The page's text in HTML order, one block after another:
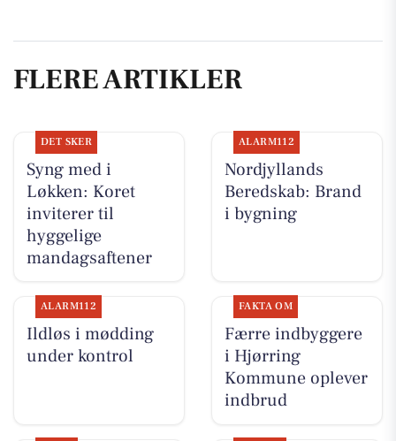
FLERE ARTIKLER
DET SKER
Syng med i
Løkken: Koret
inviterer til
hyggelige
mandagsaftener
ALARM112
Nordjyllands
Beredskab: Brand
i bygning
ALARM112
Ildløs i mødding
under kontrol
FAKTA OM
Færre indbyggere
i Hjørring
Kommune oplever
indbrud